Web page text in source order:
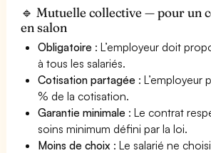
🔹 Mutuelle collective — pour un
en salon
Obligatoire : L’employeur doit
à tous les salariés.
Cotisation partagée : L’employeur
% de la cotisation.
Garantie minimale : Le contrat
soins minimum défini par la loi.
Moins de choix : Le salarié ne